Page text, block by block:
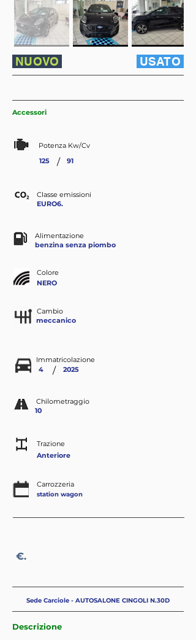
NUOVO USATO
Accessori
Potenza Kw/Cv
125
/ 91
Classe emissioni
EURO6.
Alimentazione
benzina senza piombo
Colore
NERO
Cambio
meccanico
Immatricolazione
2025
4 /
Chilometraggio
10
Trazione
Anteriore
Carrozzeria
station wagon
€.
Sede Carciole - AUTOSALONE CINGOLI N.30D
Descrizione